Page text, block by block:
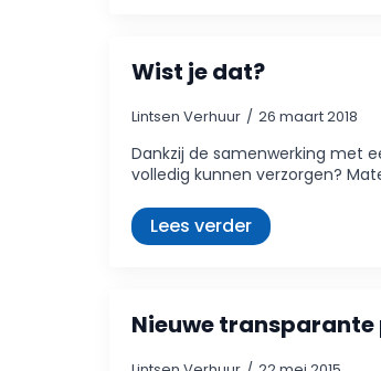
Wist je dat?
Lintsen Verhuur 26 maart 2018
Dankzij de samenwerking met
volledig kunnen verzorgen?
Lees verder
Nieuwe